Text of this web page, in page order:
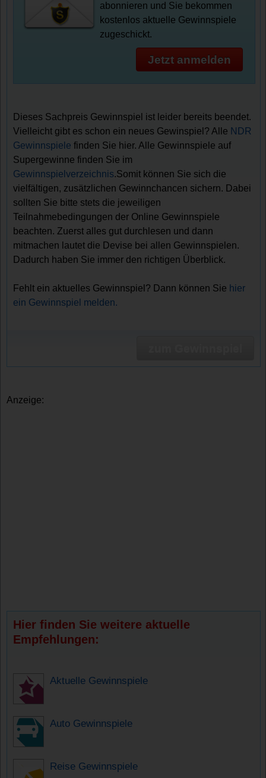
abonnieren und Sie bekommen
kostenlos aktuelle Gewinnspiele
zugeschickt.
Jetzt anmelden
Dieses Sachpreis Gewinnspiel ist leider bereits beendet.
Vielleicht gibt es schon ein neues Gewinspiel? Alle NDR
Gewinnspiele finden Sie hier. Alle Gewinnspiele auf
Supergewinne finden Sie im
Gewinnspielverzeichnis.Somit können Sie sich die
vielfältigen, zusätzlichen Gewinnchancen sichern. Dabei
sollten Sie bitte stets die jeweiligen
Teilnahmebedingungen der Online Gewinnspiele
beachten. Zuerst alles gut durchlesen und dann
mitmachen lautet die Devise bei allen Gewinnspielen.
Dadurch haben Sie immer den richtigen Überblick.
Fehlt ein aktuelles Gewinnspiel? Dann können Sie hier
ein Gewinnspiel melden.
Anzeige:
Hier finden Sie weitere aktuelle
Empfehlungen:
Aktuelle Gewinnspiele
Auto Gewinnspiele
Reise Gewinnspiele